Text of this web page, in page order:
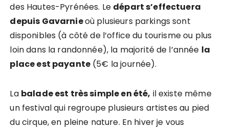
des Hautes-Pyrénées. Le départ s’effectuera
depuis Gavarnieoù plusieurs parkings sont
disponibles (à côté de l’office du tourisme ou plus
loin dans la randonnée), la majorité de l’année la
place est payante (5€ la journée).
La balade est très simple en été, il existe même
un festival qui regroupe plusieurs artistes au pied
du cirque, en pleine nature. En hiver je vous